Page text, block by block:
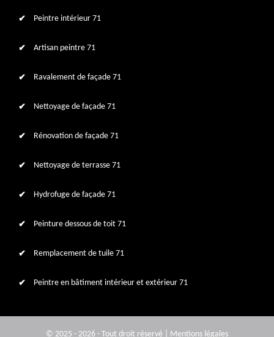
Peintre intérieur 71
Artisan peintre 71
Ravalement de façade 71
Nettoyage de façade 71
Rénovation de façade 71
Nettoyage de terrasse 71
Hydrofuge de façade 71
Peinture dessous de toit 71
Remplacement de tuile 71
Peintre en bâtiment intérieur et extérieur 71
© 2025 - 2026 - Tout droit réservé | Mentions légales